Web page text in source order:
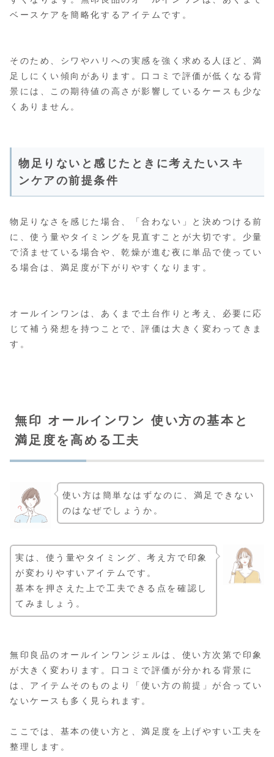
ベースケアを簡略化するアイテムです。
そのため、シワやハリへの実感を強く求める人ほど、満
足しにくい傾向があります。口コミで評価が低くなる背
景には、この期待値の高さが影響しているケースも少な
くありません。
物足りないと感じたときに考えたいスキ
ンケアの前提条件
物足りなさを感じた場合、「合わない」と決めつける前
に、使う量やタイミングを見直すことが大切です。少量
で済ませている場合や、乾燥が進む夜に単品で使ってい
る場合は、満足度が下がりやすくなります。
オールインワンは、あくまで土台作りと考え、必要に応
じて補う発想を持つことで、評価は大きく変わってきま
す。
無印 オールインワン 使い方の基本と
満足度を高める工夫
使い方は簡単なはずなのに、満足できない
のはなぜでしょうか。
実は、使う量やタイミング、考え方で印象
が変わりやすいアイテムです。
基本を押さえた上で工夫できる点を確認し
てみましょう。
無印良品のオールインワンジェルは、使い方次第で印象
が大きく変わります。口コミで評価が分かれる背景に
は、アイテムそのものより「使い方の前提」が合ってい
ないケースも多く見られます。
ここでは、基本の使い方と、満足度を上げやすい工夫を
整理します。